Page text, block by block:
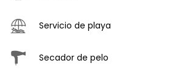
Servicio de playa
Secador de pelo